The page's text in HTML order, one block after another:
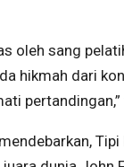
oleh sang
hikmah dari